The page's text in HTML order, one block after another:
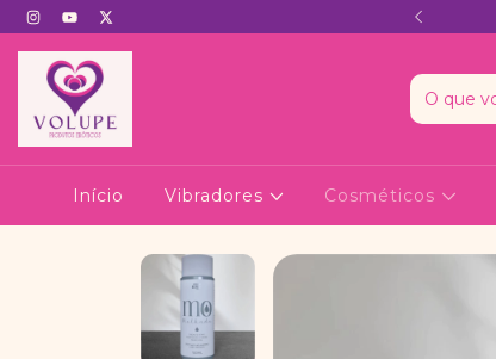
- NÃO TEM MENÇÃO AO NOME
Início Vibradores Cosméticos